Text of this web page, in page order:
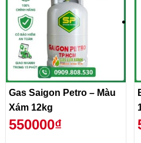
Gas Saigon Petro – Màu
Xám 12kg
550000₫